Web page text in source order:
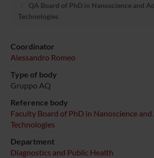
QA Board of PhD in Nanoscience and
Technologies
Coordinator
Alessandro Romeo
Type of body
Gruppo AQ
Reference body
Faculty Board of PhD in Nanoscience and
Technologies
Department
Diagnostics and Public Health